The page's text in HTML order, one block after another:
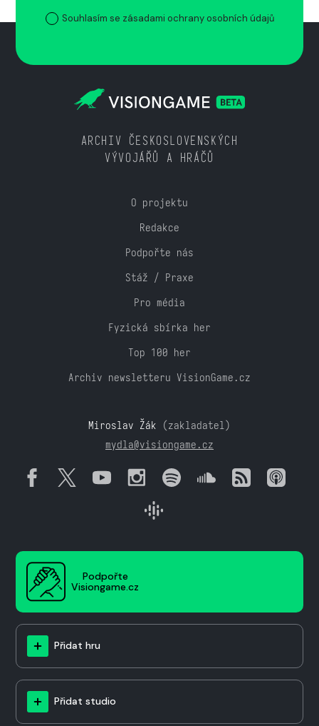
Souhlasím se zásadami ochrany osobních údajů
ARCHIV ČESKOSLOVENSKÝCH
VÝVOJÁŘŮ A HRÁČŮ
O projektu
Redakce
Podpořte nás
Stáž / Praxe
Pro média
Fyzická sbírka her
Top 100 her
Archiv newsletteru VisionGame.cz
Miroslav Žák (zakladatel)
mydla@visiongame.cz
Podpořte
Visiongame.cz
Přidat hru
Přidat studio